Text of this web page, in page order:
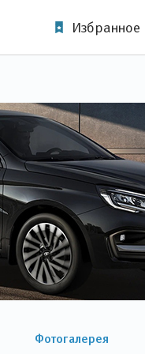
Избранное
Фотогалерея